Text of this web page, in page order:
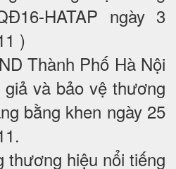
HATAP ngày 3
)
Thành Phố Hà Nội
và bảo vệ thương
bằng khen ngày 25
hiệu nổi tiếng